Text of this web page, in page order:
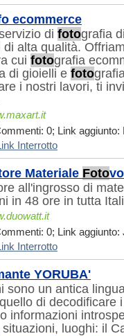
ecommerce
di fotografia
di alta qualità.
cui fotografia
di gioielli e foto
i nostri lavori, ti
0; Link aggiunto:
Interrotto
Materiale Foto
all'ingrosso di
in 48 ore in tutta
0; Link aggiunto:
Interrotto
YORUBA'
sono un antica
di decodificare
informazioni
luoghi: il